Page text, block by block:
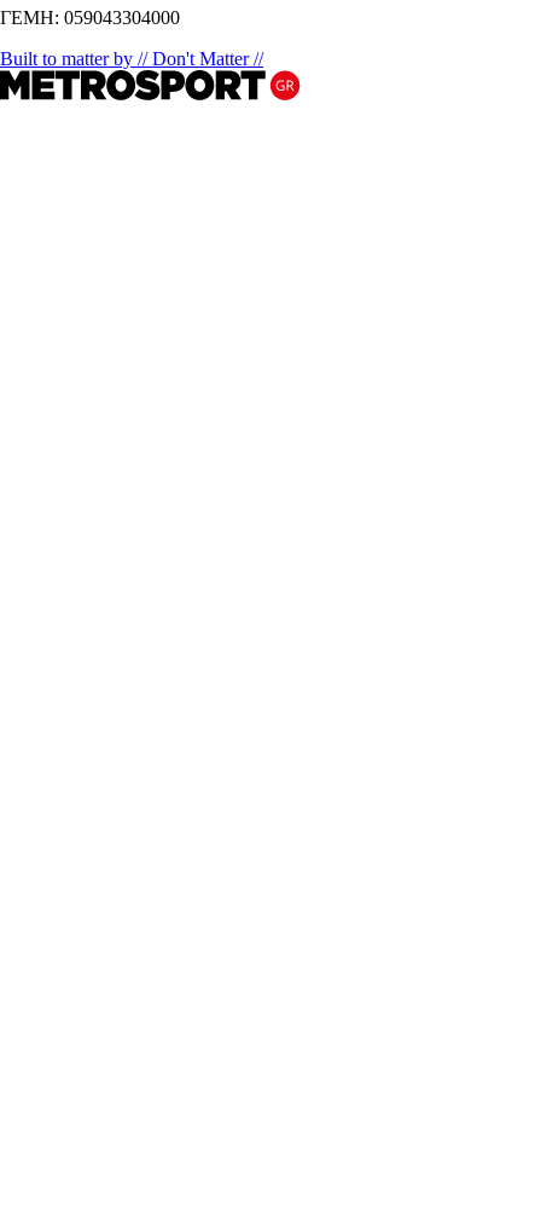
ΓΕΜΗ: 059043304000
Built to matter by // Don't Matter //